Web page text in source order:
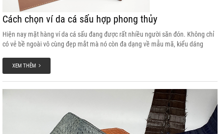
Cách chọn ví da cá sấu hợp phong thủy
Hiện nay mặt hàng ví da cá sấu đang được rất nhiều người săn đón. Không chỉ
có vẻ bề ngoài vô cùng đẹp mắt mà nó còn đa dạng về mẫu mã, kiểu dáng
cho hợp phong thủy cũng được mọi người quan tâm rất nhiều. Cùng tham khảo
bài viết để biết thêm nhiều thông tin nhé.
XEM THÊM